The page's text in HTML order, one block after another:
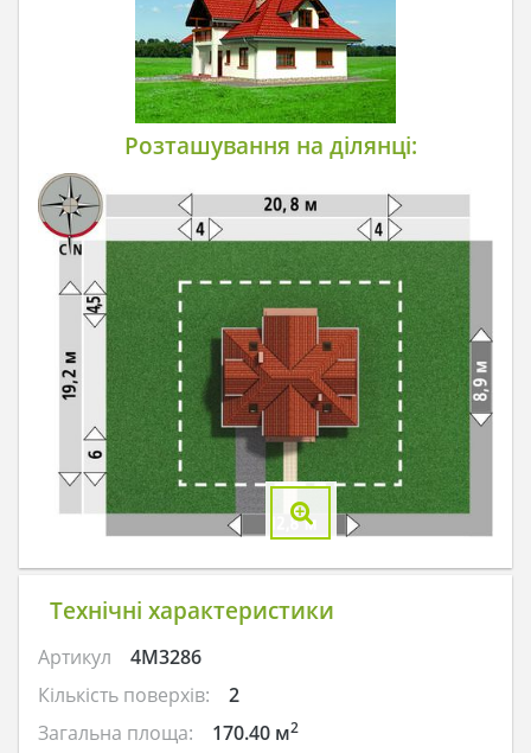
Розташування на ділянці:
Технічні характеристики
Артикул
4M3286
Кількість поверхів:
2
Загальна площа:
170.40 м2